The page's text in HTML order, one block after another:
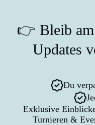
👉 Bleib
Updates
Du
Exklusive
Turnieren &